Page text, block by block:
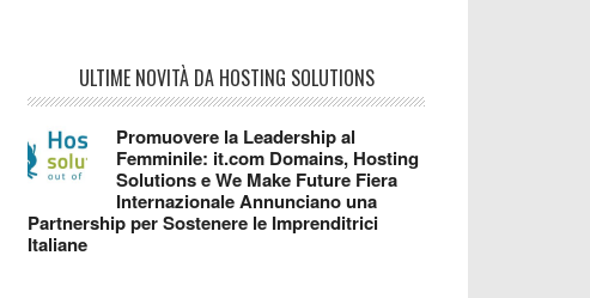
ULTIME NOVITÀ DA HOSTING SOLUTIONS
Promuovere la Leadership al
Femminile: it.com Domains, Hosting
Solutions e We Make Future Fiera
Internazionale Annunciano una
Partnership per Sostenere le Imprenditrici
Italiane